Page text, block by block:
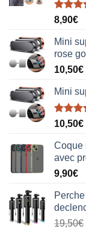
Note
8,90€
Mini
rose
10,50€
Mini
Note
10,50€
Coque
avec
9,90€
19,50€